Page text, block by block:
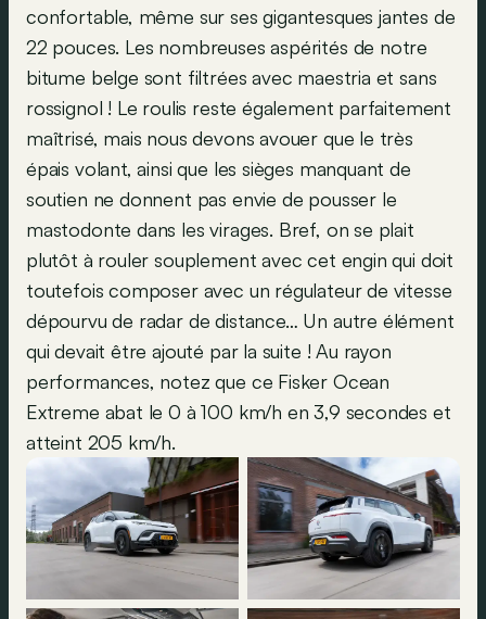
confortable, même sur ses gigantesques jantes de
22 pouces. Les nombreuses aspérités de notre
bitume belge sont filtrées avec maestria et sans
rossignol ! Le roulis reste également parfaitement
maîtrisé, mais nous devons avouer que le très
épais volant, ainsi que les sièges manquant de
soutien ne donnent pas envie de pousser le
mastodonte dans les virages. Bref, on se plait
plutôt à rouler souplement avec cet engin qui doit
toutefois composer avec un régulateur de vitesse
dépourvu de radar de distance… Un autre élément
qui devait être ajouté par la suite ! Au rayon
performances, notez que ce Fisker Ocean
Extreme abat le 0 à 100 km/h en 3,9 secondes et
atteint 205 km/h.